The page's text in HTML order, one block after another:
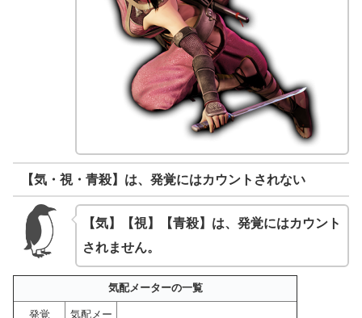
【気・視・青殺】は、発覚にはカウントされない
【気】【視】【青殺】は、発覚にはカウント
されません。
気配メーターの一覧
発覚
気配メー